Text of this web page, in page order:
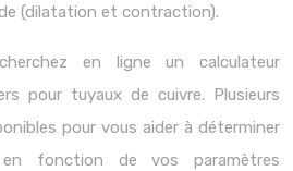
(dilatation et contraction).
en ligne un calculateur
pour tuyaux de cuivre. Plusieurs
pour vous aider à déterminer
en fonction de vos paramètres